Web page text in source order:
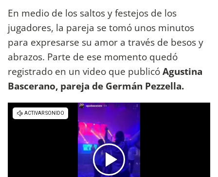
En medio de los saltos y festejos de los
jugadores, la pareja se tomó unos minutos
para expresarse su amor a través de besos y
abrazos. Parte de ese momento quedó
registrado en un video que publicóAgustina
Bascerano, pareja de Germán Pezzella.